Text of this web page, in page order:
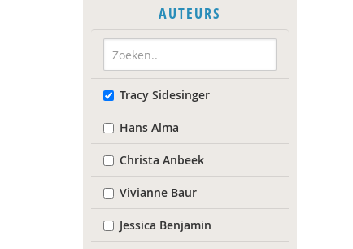
AUTEURS
Tracy Sidesinger
Hans Alma
Christa Anbeek
Vivianne Baur
Jessica Benjamin